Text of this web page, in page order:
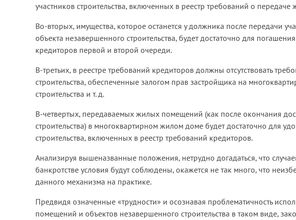
участников строительства, включенных в реестр требований о
Во-вторых, имущества, которое останется у должника после передачи
объекта незавершенного строительства, будет достаточно для
кредиторов первой и второй очереди.
В-третьих, в реестре требований кредиторов должны отсутствовать
строительства, обеспеченные залогом прав застройщика на
строительства и т. д.
В-четвертых, передаваемых жилых помещений (как после окончания
строительства) в многоквартирном жилом доме будет достаточно для
строительства, включенных в реестр требований кредиторов.
Анализируя вышеназванные положения, нетрудно догадаться, что
банкротстве условия будут соблюдены, окажется не так много, что
данного механизма на практике.
Предвидя означенные «трудности» и осознавая проблематичность
помещений и объектов незавершенного строительства в таком виде,